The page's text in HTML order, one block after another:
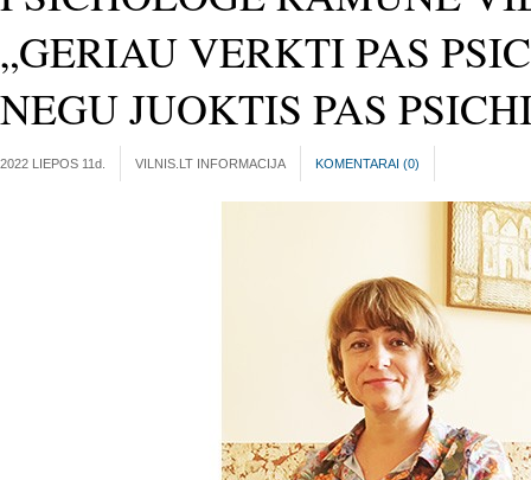
„GERIAU VERKTI PAS
NEGU JUOKTIS PAS
2022 LIEPOS 11d. VILNIS.LT INFORMACIJA KOMENTARAI (0)